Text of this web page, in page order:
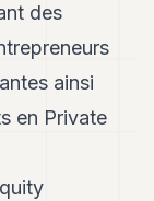
des
ainsi
en Private